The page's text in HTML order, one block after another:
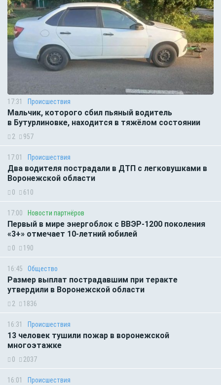
17:31 Происшествия
Мальчик, которого сбил пьяный водитель
в Бутурлиновке, находится в тяжёлом состоянии
2 957
17:01 Происшествия
Два водителя пострадали в ДТП с легковушками в
Воронежской области
0 610
17:00 Новости партнёров
Первый в мире энергоблок с ВВЭР-1200 поколения
«3+» отмечает 10-летний юбилей
0 190
16:45 Общество
Размер выплат пострадавшим при теракте
утвердили в Воронежской области
2 1836
16:31 Происшествия
13 человек тушили пожар в воронежской
многоэтажке
0 2037
16:01 Происшествия